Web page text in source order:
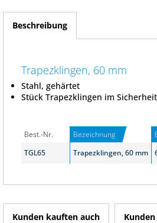
Beschreibung
Trapezklingen, 60 mm
Stahl, gehärtet
Stück Trapezklingen im
Best.-Nr. Bezeichnung
TGL65
Trapezklingen, 60 mm
Kunden kauften auch